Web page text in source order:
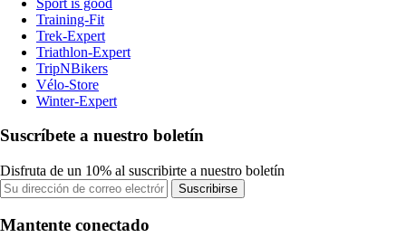
Training-Fit
Trek-Expert
Triathlon-Expert
TripNBikers
Vélo-Store
Winter-Expert
Suscríbete a nuestro boletín
Disfruta de un 10% al suscribirte a nuestro boletín
Suscribirse
Mantente conectado